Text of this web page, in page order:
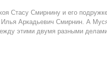
Стасу Смирнину и его
Аркадьевич Смирнин. А
этими двумя разными